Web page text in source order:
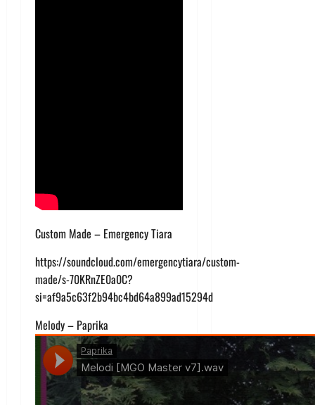
Custom Made – Emergency Tiara
https://soundcloud.com/emergencytiara/custom-
made/s-70KRnZE0a0C?
si=af9a5c63f2b94bc4bd64a899ad15294d
Melody – Paprika